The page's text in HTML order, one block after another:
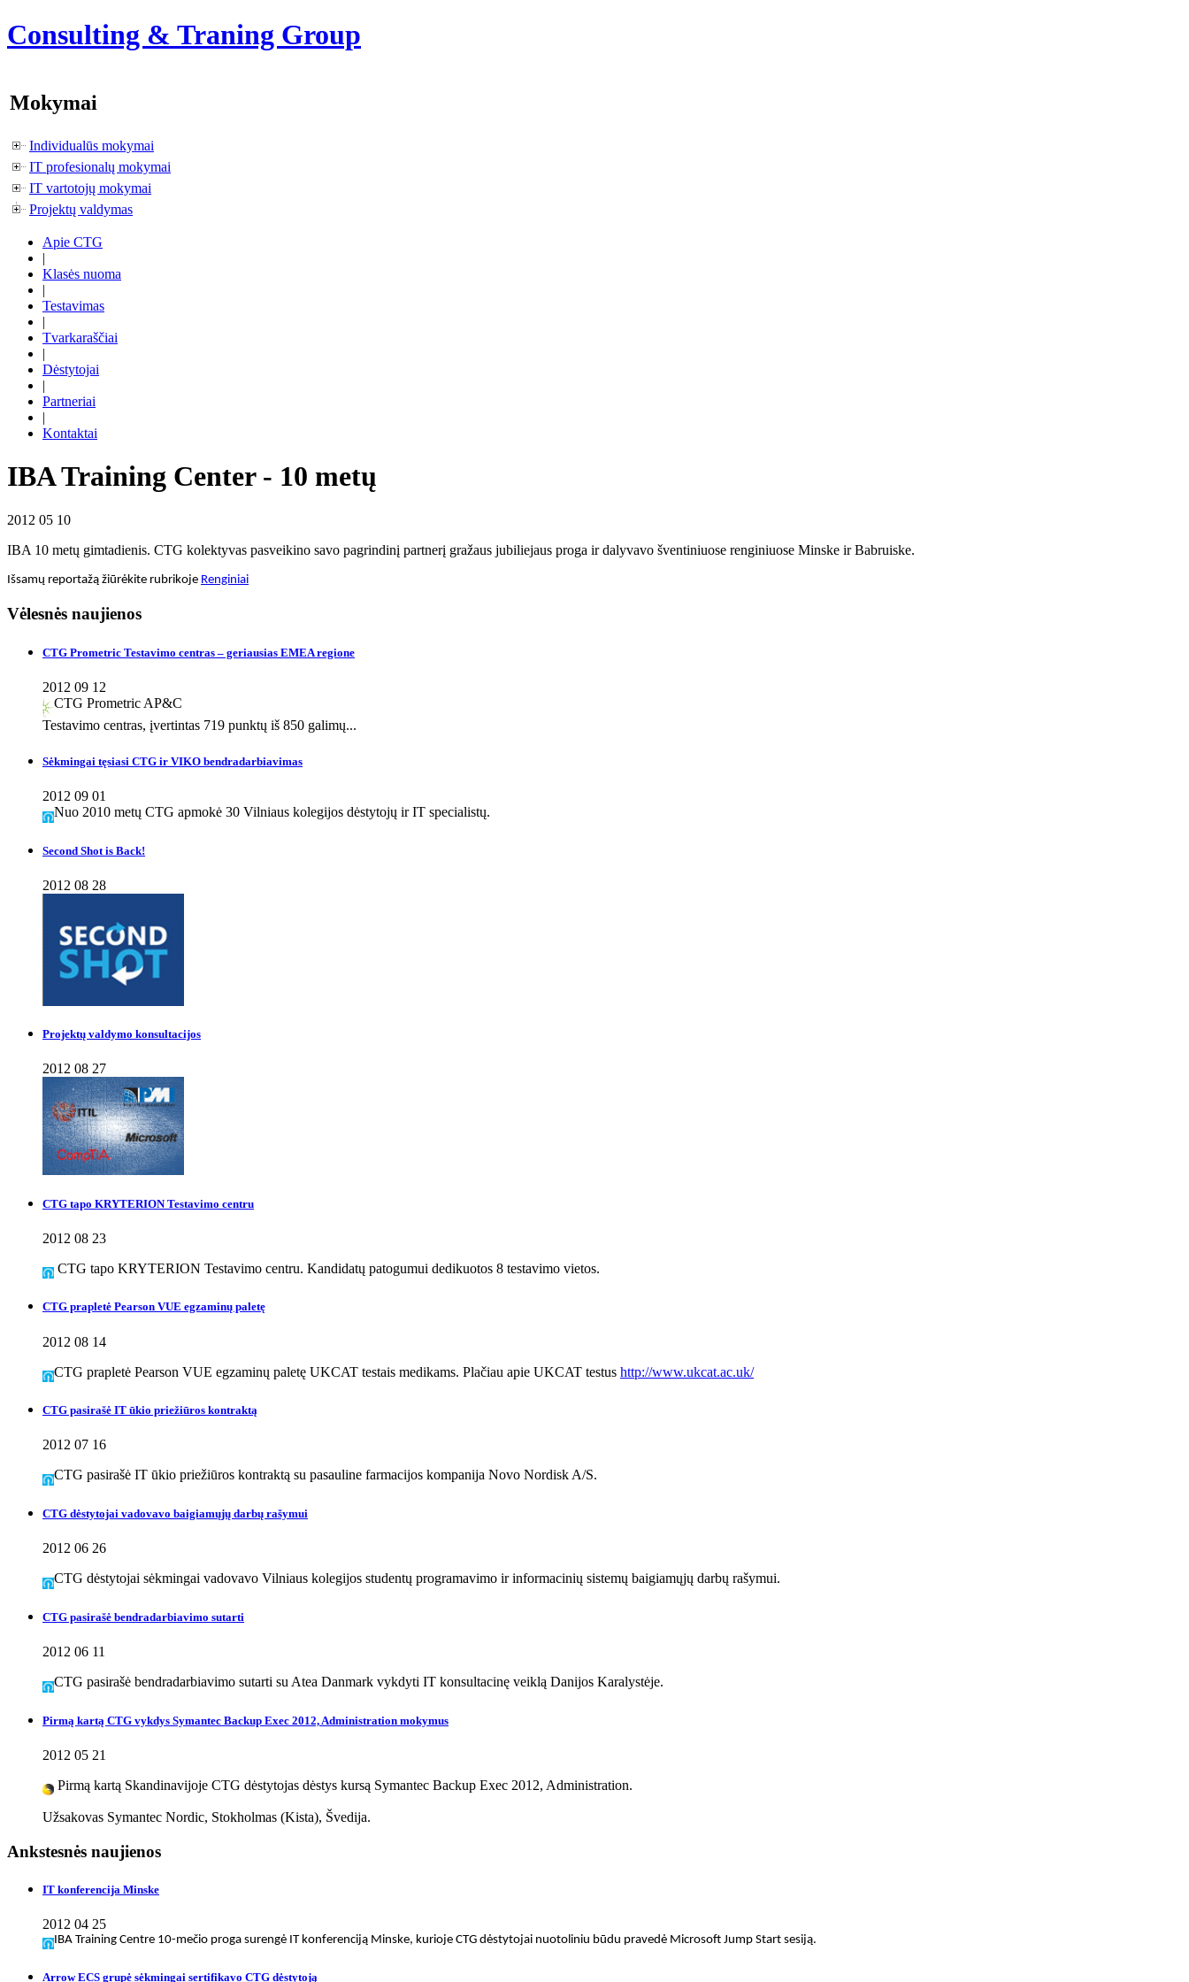
Consulting & Traning Group
Mokymai
Individualūs mokymai
IT profesionalų mokymai
IT vartotojų mokymai
Projektų valdymas
Apie CTG
|
Klasės nuoma
|
Testavimas
|
Tvarkaraščiai
|
Dėstytojai
|
Partneriai
|
Kontaktai
IBA Training Center - 10 metų
2012 05 10
IBA 10 metų gimtadienis. CTG kolektyvas pasveikino savo pagrindinį partnerį gražaus jubiliejaus proga ir dalyvavo šventiniuose renginiuose Minske ir Babruiske.
Išsamų reportažą žiūrėkite rubrikoje Renginiai
Vėlesnės naujienos
CTG Prometric Testavimo centras – geriausias EMEA regione
2012 09 12
CTG Prometric AP&C
Testavimo centras, įvertintas 719 punktų iš 850 galimų...
Sėkmingai tęsiasi CTG ir VIKO bendradarbiavimas
2012 09 01
Nuo 2010 metų CTG apmokė 30 Vilniaus kolegijos dėstytojų ir IT specialistų.
Second Shot is Back!
2012 08 28
Projektų valdymo konsultacijos
2012 08 27
CTG tapo KRYTERION Testavimo centru
2012 08 23
CTG tapo KRYTERION Testavimo centru. Kandidatų patogumui dedikuotos 8 testavimo vietos.
CTG prapletė Pearson VUE egzaminų paletę
2012 08 14
CTG prapletė Pearson VUE egzaminų paletę UKCAT testais medikams. Plačiau apie UKCAT testus http://www.ukcat.ac.uk/
CTG pasirašė IT ūkio priežiūros kontraktą
2012 07 16
CTG pasirašė IT ūkio priežiūros kontraktą su pasauline farmacijos kompanija Novo Nordisk A/S.
CTG dėstytojai vadovavo baigiamųjų darbų rašymui
2012 06 26
CTG dėstytojai sėkmingai vadovavo Vilniaus kolegijos studentų programavimo ir informacinių sistemų baigiamųjų darbų rašymui.
CTG pasirašė bendradarbiavimo sutarti
2012 06 11
CTG pasirašė bendradarbiavimo sutarti su Atea Danmark vykdyti IT konsultacinę veiklą Danijos Karalystėje.
Pirmą kartą CTG vykdys Symantec Backup Exec 2012, Administration mokymus
2012 05 21
Pirmą kartą Skandinavijoje CTG dėstytojas dėstys kursą Symantec Backup Exec 2012, Administration.
Užsakovas Symantec Nordic, Stokholmas (Kista), Švedija.
Ankstesnės naujienos
IT konferencija Minske
2012 04 25
IBA Training Centre 10-mečio proga surengė IT konferenciją Minske, kurioje CTG dėstytojai nuotoliniu būdu pravedė Microsoft Jump Start sesiją.
Arrow ECS grupė sėkmingai sertifikavo CTG dėstytoją